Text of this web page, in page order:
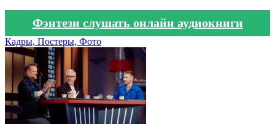
Фэнтези слушать онлайн аудиокниги
Кадры, Постеры, Фото